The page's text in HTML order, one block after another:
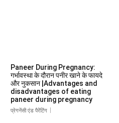
Paneer During Pregnancy:
गर्भावस्था के दौरान पनीर खाने के फायदे
और नुकसान |Advantages and
disadvantages of eating
paneer during pregnancy
प्रेगनेंसी एंड पैरेंटिंग